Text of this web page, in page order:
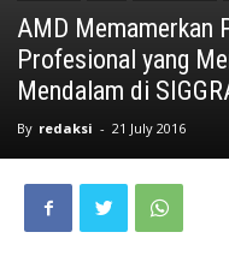
AMD Memamerkan
Profesional yang
Mendalam di
By redaksi - 21 July 2016